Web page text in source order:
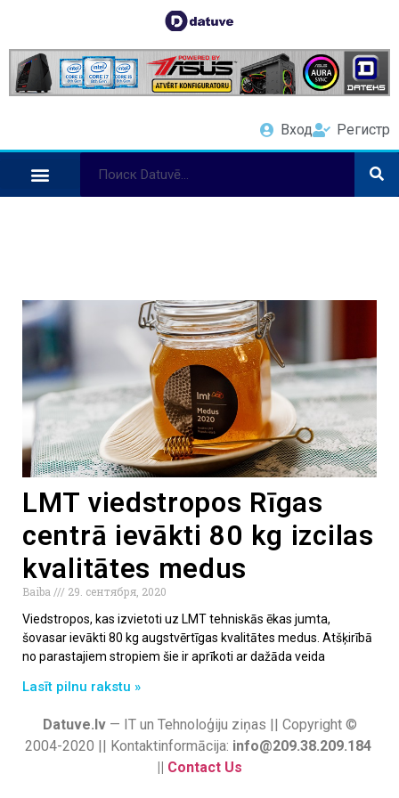
Вход Регистр
LMT viedstropos Rīgas
centrā ievākti 80 kg izcilas
kvalitātes medus
Baiba
29. сентября, 2020
Viedstropos, kas izvietoti uz LMT tehniskās ēkas jumta,
šovasar ievākti 80 kg augstvērtīgas kvalitātes medus. Atšķirībā
no parastajiem stropiem šie ir aprīkoti ar dažāda veida
Lasīt pilnu rakstu »
Datuve.lv— IT un Tehnoloģiju ziņas || Copyright ©
2004-2020 || Kontaktinformācija: info@209.38.209.184
|| Contact Us